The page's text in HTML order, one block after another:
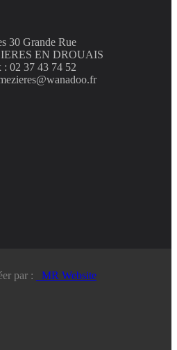
30 Grande Rue
EN DROUAIS
: 02 37 43 74 52
par :
_MR Website